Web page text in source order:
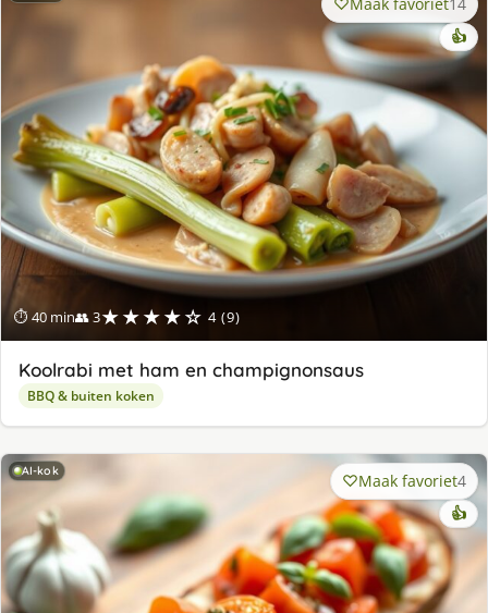
⏱ 40 min👥 3★★★★☆ 4 (9)
👍
Koolrabi met ham en champignonsaus
BBQ & buiten koken
AI-kok Maak favoriet4
👍